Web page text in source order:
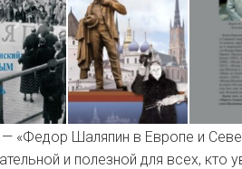
«Федор Шаляпин в Европе и
и полезной для всех, кто